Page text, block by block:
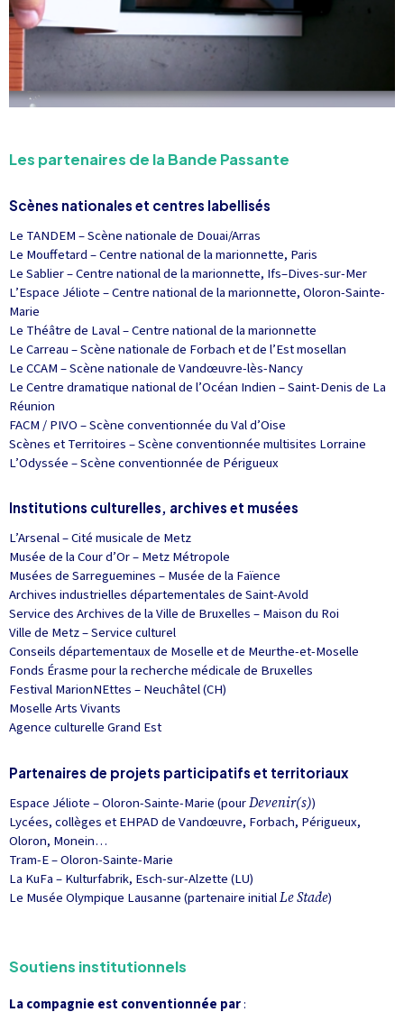
Les partenaires de la Bande Passante
Scènes nationales et centres labellisés
Le TANDEM – Scène nationale de Douai/Arras
Le Mouffetard – Centre national de la marionnette, Paris
Le Sablier – Centre national de la marionnette, Ifs–Dives-sur-Mer
L’Espace Jéliote – Centre national de la marionnette, Oloron-Sainte-
Marie
Le Théâtre de Laval – Centre national de la marionnette
Le Carreau – Scène nationale de Forbach et de l’Est mosellan
Le CCAM – Scène nationale de Vandœuvre-lès-Nancy
Le Centre dramatique national de l’Océan Indien – Saint-Denis de La
Réunion
FACM / PIVO – Scène conventionnée du Val d’Oise
Scènes et Territoires – Scène conventionnée multisites Lorraine
L’Odyssée – Scène conventionnée de Périgueux
Institutions culturelles, archives et musées
L’Arsenal – Cité musicale de Metz
Musée de la Cour d’Or – Metz Métropole
Musées de Sarreguemines – Musée de la Faïence
Archives industrielles départementales de Saint-Avold
Service des Archives de la Ville de Bruxelles – Maison du Roi
Ville de Metz – Service culturel
Conseils départementaux de Moselle et de Meurthe-et-Moselle
Fonds Érasme pour la recherche médicale de Bruxelles
Festival MarionNEttes – Neuchâtel (CH)
Moselle Arts Vivants
Agence culturelle Grand Est
Partenaires de projets participatifs et territoriaux
Espace Jéliote – Oloron-Sainte-Marie (pourDevenir(s))
Lycées, collèges et EHPAD de Vandœuvre, Forbach, Périgueux,
Oloron, Monein…
Tram-E – Oloron-Sainte-Marie
La KuFa – Kulturfabrik, Esch-sur-Alzette (LU)
Le Musée Olympique Lausanne (partenaire initialLe Stade)
Soutiens institutionnels
La compagnie est conventionnée par: